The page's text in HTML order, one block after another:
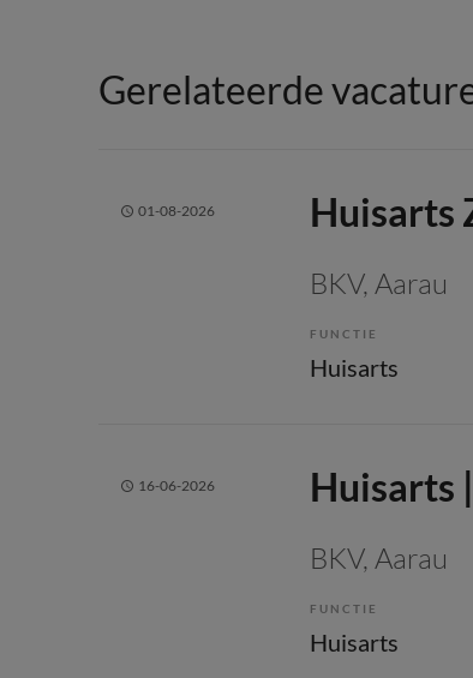
Gerelateerde
01-08-2026 Huisarts
BKV, Aarau
FUNCTIE
Huisarts
16-06-2026 Huisarts
BKV, Aarau
FUNCTIE
Huisarts